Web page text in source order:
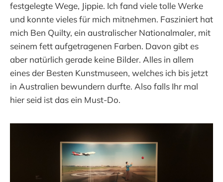
festgelegte Wege, Jippie. Ich fand viele tolle Werke
und konnte vieles für mich mitnehmen. Fasziniert hat
mich Ben Quilty, ein australischer Nationalmaler, mit
seinem fett aufgetragenen Farben. Davon gibt es
aber natürlich gerade keine Bilder. Alles in allem
eines der Besten Kunstmuseen, welches ich bis jetzt
in Australien bewundern durfte. Also falls Ihr mal
hier seid ist das ein Must-Do.